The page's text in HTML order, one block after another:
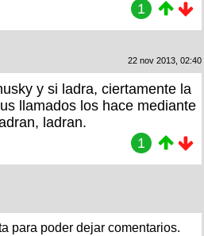
1
22 nov 2013, 02:40
y si ladra, ciertamente la
llamados los hace mediante
ladran.
1
para poder dejar comentarios.